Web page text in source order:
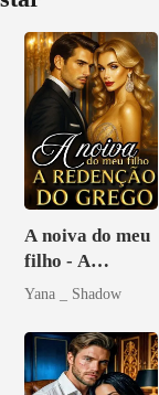
A noiva do meu
filho - A
Redenção do
Yana _ Shadow